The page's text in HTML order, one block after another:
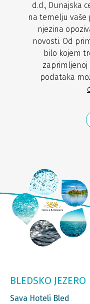
d.d., Dunajska
na temelju vaše
njezina
novosti. Od
bilo kojem
zaprimljenoj
podataka
BLEDSKO JEZERO
Sava Hoteli Bled